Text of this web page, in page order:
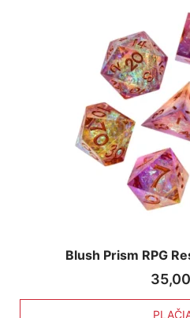
Blush Prism RPG
35,00